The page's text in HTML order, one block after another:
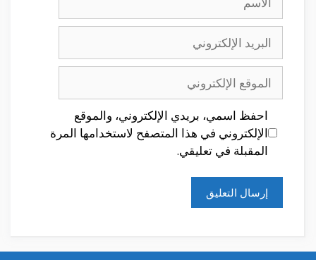
الإلكتروني
الإلكتروني
احفظ اسمي، بريدي الإلكتروني، والموقع
الإلكتروني في هذا المتصفح لاستخدامها المرة
المقبلة في تعليقي.